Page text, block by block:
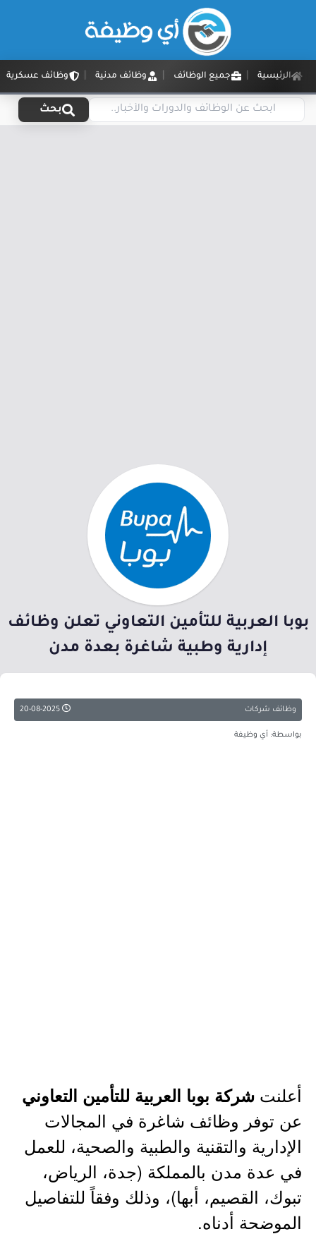
الرئيسية جميع الوظائف وظائف مدنية وظائف عسكرية
بحث
بوبا العربية للتأمين التعاوني تعلن وظائف
إدارية وطبية شاغرة بعدة مدن
وظائف شركات
بواسطة: أي وظيفة
أعلنت شركة بوبا العربية للتأمين التعاوني
عن توفر وظائف شاغرة في المجالات
الإدارية والتقنية والطبية والصحية، للعمل
في عدة مدن بالمملكة (جدة، الرياض،
تبوك، القصيم، أبها)، وذلك وفقاً للتفاصيل
الموضحة أدناه.